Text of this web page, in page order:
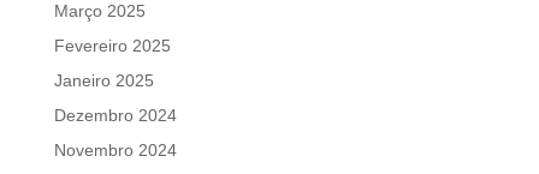
Março 2025
Fevereiro 2025
Janeiro 2025
Dezembro 2024
Novembro 2024